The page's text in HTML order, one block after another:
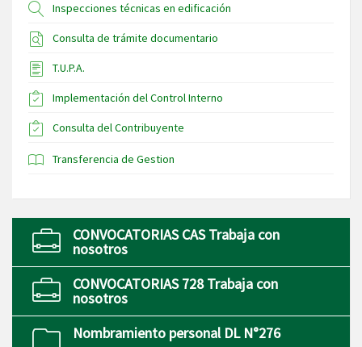
Inspecciones técnicas en edificación
Consulta de trámite documentario
T.U.P.A.
Implementación del Control Interno
Consulta del Contribuyente
Transferencia de Gestion
CONVOCATORIAS CAS Trabaja con
nosotros
CONVOCATORIAS 728 Trabaja con
nosotros
Nombramiento personal DL N°276